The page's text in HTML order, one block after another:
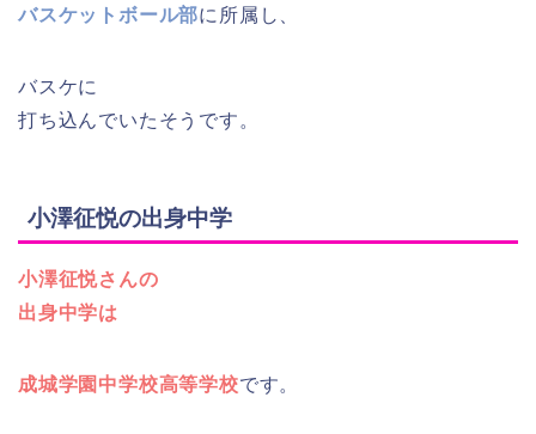
バスケットボール部に所属し、
バスケに
打ち込んでいたそうです。
小澤征悦の出身中学
小澤征悦さんの
出身中学は
成城学園中学校高等学校です。